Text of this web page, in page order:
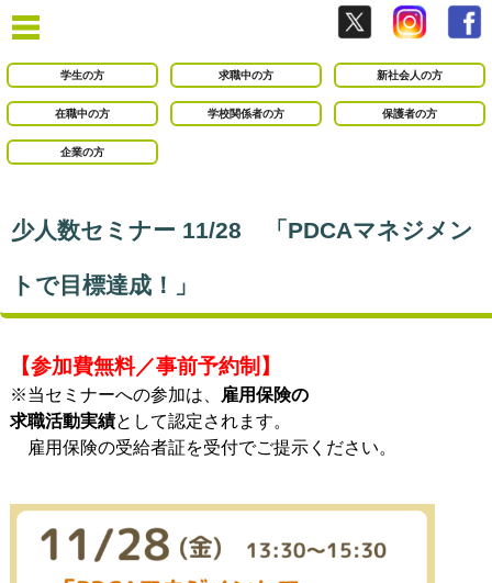
学生の方 求職中の方 新社会人の方
在職中の方 学校関係者の方 保護者の方
企業の方
少人数セミナー 11/28 「PDCAマネジメン
トで目標達成！」
【参加費無料／事前予約制】
※当セミナーへの参加は、
雇用保険の
求職活動実績として認定されます。
雇用保険の受給者証を受付でご提示ください。